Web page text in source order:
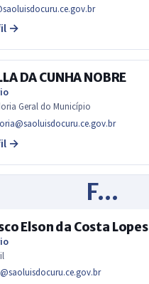
→
DA CUNHA NOBRE
Geral do Município
→
F…
Elson da Costa Lopes